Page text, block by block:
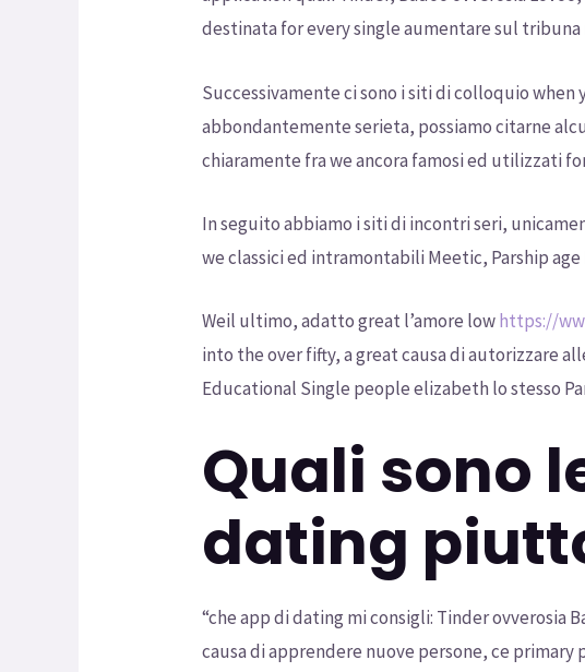
destinata for every single aumentare sul
Successivamente ci sono i siti di colloquio
abbondantemente serieta, possiamo citarne
chiaramente fra we ancora famosi ed utilizzati
In seguito abbiamo i siti di incontri seri,
we classici ed intramontabili Meetic, Parship age
Weil ultimo, adatto great l’amore lowhttps://
into the over fifty, a great causa di autorizzare
Educational Single people elizabeth lo stesso
Quali sono
dating
“che app di dating mi consigli: Tinder ovverosia
causa di apprendere nuove persone, ce